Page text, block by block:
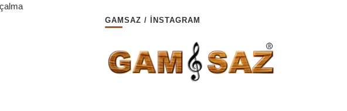
GAMSAZ / İNSTAGRAM